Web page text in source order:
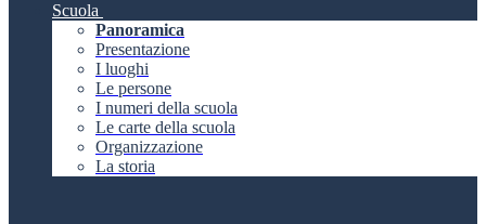
Scuola
Panoramica
Presentazione
I luoghi
Le persone
I numeri della scuola
Le carte della scuola
Organizzazione
La storia